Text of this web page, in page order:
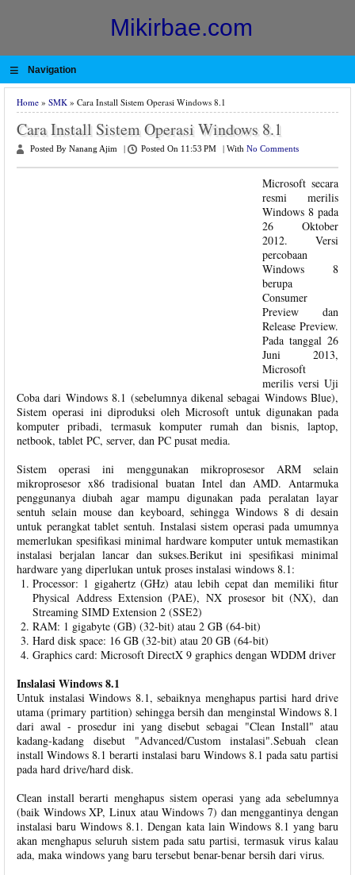
Mikirbae.com
≡ Navigation
Home » SMK » Cara Install Sistem Operasi Windows 8.1
Cara Install Sistem Operasi Windows 8.1
Posted By Nanang Ajim Posted On 11:53 PM With No Comments
Microsoft secara
resmi merilis
Windows 8 pada
26 Oktober
2012. Versi
percobaan
Windows 8
berupa
Consumer
Preview dan
Release Preview.
Pada tanggal 26
Juni 2013,
Microsoft
merilis versi Uji
Coba dari Windows 8.1 (sebelumnya dikenal sebagai Windows Blue),
Sistem operasi ini diproduksi oleh Microsoft untuk digunakan pada
komputer pribadi, termasuk komputer rumah dan bisnis, laptop,
netbook, tablet PC, server, dan PC pusat media.
Sistem operasi ini menggunakan mikroprosesor ARM selain
mikroprosesor x86 tradisional buatan Intel dan AMD. Antarmuka
penggunanya diubah agar mampu digunakan pada peralatan layar
sentuh selain mouse dan keyboard, sehingga Windows 8 di desain
untuk perangkat tablet sentuh. Instalasi sistem operasi pada umumnya
memerlukan spesifikasi minimal hardware komputer untuk memastikan
instalasi berjalan lancar dan sukses.Berikut ini spesifikasi minimal
hardware yang diperlukan untuk proses instalasi windows 8.1:
Processor: 1 gigahertz (GHz) atau lebih cepat dan memiliki fitur
Physical Address Extension (PAE), NX prosesor bit (NX), dan
Streaming SIMD Extension 2 (SSE2)
RAM: 1 gigabyte (GB) (32-bit) atau 2 GB (64-bit)
Hard disk space: 16 GB (32-bit) atau 20 GB (64-bit)
Graphics card: Microsoft DirectX 9 graphics dengan WDDM driver
Inslalasi Windows 8.1
Untuk instalasi Windows 8.1, sebaiknya menghapus partisi hard drive
utama (primary partition) sehingga bersih dan menginstal Windows 8.1
dari awal - prosedur ini yang disebut sebagai "Clean Install" atau
kadang-kadang disebut "Advanced/Custom instalasi".Sebuah clean
install Windows 8.1 berarti instalasi baru Windows 8.1 pada satu partisi
pada hard drive/hard disk.
Clean install berarti menghapus sistem operasi yang ada sebelumnya
(baik Windows XP, Linux atau Windows 7) dan menggantinya dengan
instalasi baru Windows 8.1. Dengan kata lain Windows 8.1 yang baru
akan menghapus seluruh sistem pada satu partisi, termasuk virus kalau
ada, maka windows yang baru tersebut benar-benar bersih dari virus.